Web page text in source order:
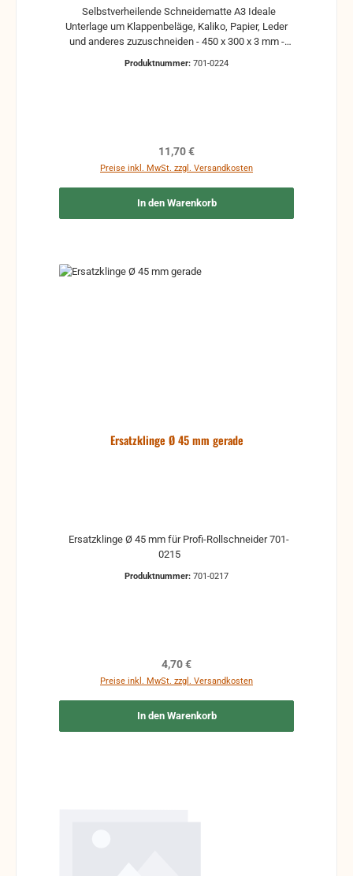
Unterlage um Klappenbeläge, Kaliko, Papier, Leder
und anderes zuzuschneiden - 450 x 300 x 3 mm -
Produktnummer: 701-0224
Regulärer Preis:
11,70 €
Preise inkl. MwSt. zzgl. Versandkosten
In den Warenkorb
Ersatzklinge Ø 45 mm gerade
Produktnummer: 701-0217
Regulärer Preis:
4,70 €
Preise inkl. MwSt. zzgl. Versandkosten
In den Warenkorb